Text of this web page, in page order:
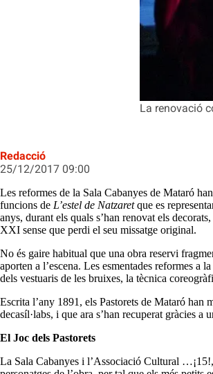
La renovació
Redacció
25/12/2017 09:00
Les reformes de la Sala Cabanyes de Mataró
funcions de L’estel de Natzaretque es
anys, durant els quals s’han renovat els
XXI sense que perdi el seu missatge original.
No és gaire habitual que una obra reservi
aporten a l’escena. Les esmentades reformes a
dels vestuaris de les bruixes, la tècnica
Escrita l’any 1891, els Pastorets de Mataró han
decasíl·labs, i que ara s’han recuperat gràcies
El Joc dels Pastorets
La Sala Cabanyes i l’Associació Cultural